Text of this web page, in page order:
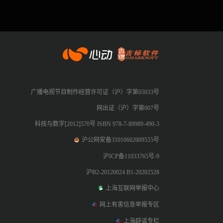
广播电视节目制作经营许可证（沪）字第05033号
网出证（沪）字第007号
科技与数字[2012]570号 ISBN 978-7-89989-490-3
沪公网安备31010602009555号
沪ICP备11033765号-9
沪B2-20120024 B1-20202528
上海互联网举报中心
网上有害信息举报专区
上海辟谣专栏
心动网络